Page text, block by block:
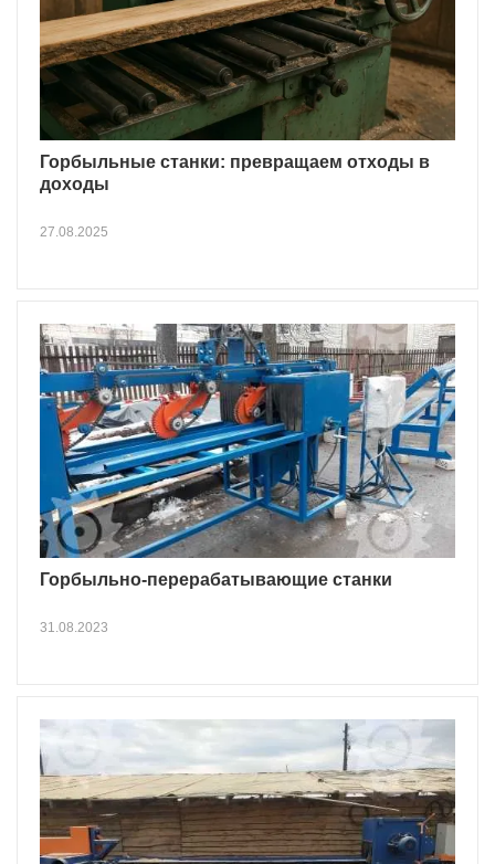
Горбыльные станки: превращаем отходы в
доходы
27.08.2025
Горбыльно-перерабатывающие станки
31.08.2023